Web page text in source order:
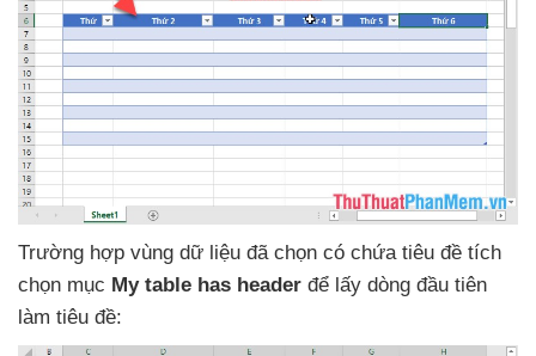
Trường hợp vùng dữ liệu đã chọn có chứa tiêu đề tích
chọn mục My table has header để lấy dòng đầu tiên
làm tiêu đề: